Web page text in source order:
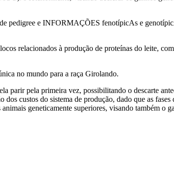
pedigree e INFORMAÇÕES fenotípicAs e
relacionados à produção de proteínas do leite,
no mundo para a raça Girolando.
parir pela primeira vez, possibilitando o descarte
custos do sistema de produção, dado que as fases
geneticamente superiores, visando também o